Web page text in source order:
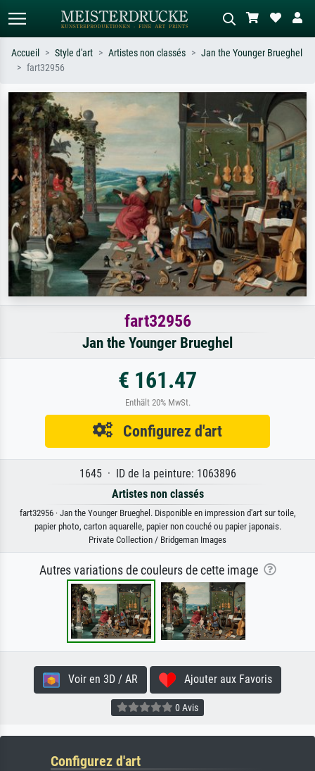
Recherchez par artiste, titre ou style –
ex. Monet, Nuit étoilée,
impressionnisme, vague de Hokusai,
nu.
Décrivez la scène – ex. prairie verte,
abstrait avec beaucoup de rouge,
tableau sombre, nu debout près d'un
arbre.
Accueil Style d'art Artistes non classés
Jan the Younger Brueghel
fart32956
fart32956
Jan the Younger Brueghel
€ 161.47
Enthält 20% MwSt.
Configurez d'art
1645 · ID de la peinture: 1063896
Artistes non classés
fart32956 · Jan the Younger Brueghel. Disponible en impression d'art sur toile,
papier photo, carton aquarelle, papier non couché ou papier japonais.
Private Collection / Bridgeman Images
Autres variations de couleurs de cette image
Voir en 3D / AR Ajouter aux Favoris
0 Avis
Configurez d'art